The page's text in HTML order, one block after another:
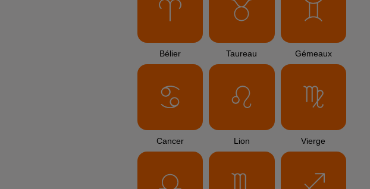
Bélier Taureau Gémeaux
Cancer Lion Vierge